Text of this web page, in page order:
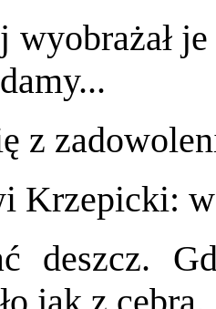
wyobrażał
z
Krzepicki:
deszcz.